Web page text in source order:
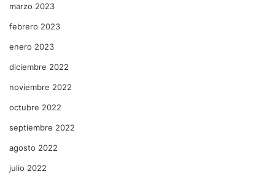
marzo 2023
febrero 2023
enero 2023
diciembre 2022
noviembre 2022
octubre 2022
septiembre 2022
agosto 2022
julio 2022